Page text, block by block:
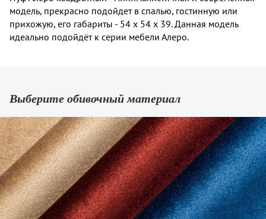
модель, прекрасно подойдет в спалью, гостинную или
прихожую, его габариты - 54 х 54 х 39. Данная модель
идеально подойдёт к серии мебели Алеро.
Выберите обивочный материал